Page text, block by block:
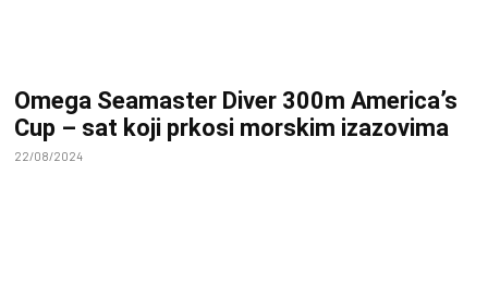
Omega Seamaster Diver 300m America’s
Cup – sat koji prkosi morskim izazovima
22/08/2024